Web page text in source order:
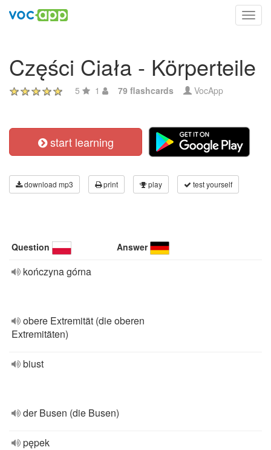
Części Ciała - Körperteile
5 1 79 flashcards VocApp
start learning
download mp3 print play test yourself
Question Answer
kończyna górna
obere Extremität (die oberen
Extremitäten)
biust
der Busen (die Busen)
pępek